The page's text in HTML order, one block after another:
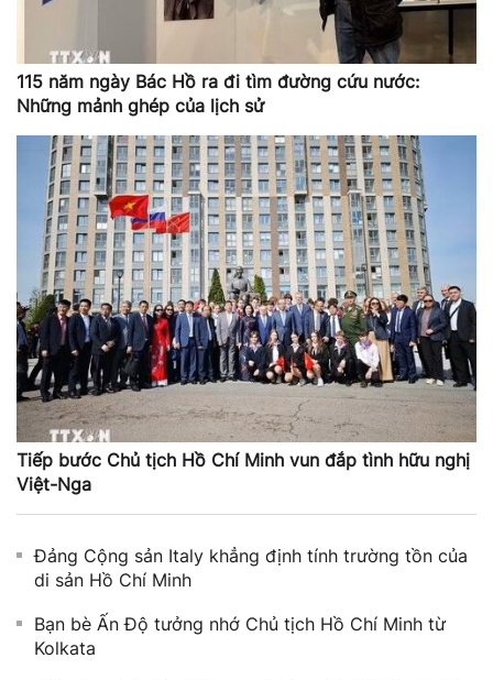
115 năm ngày Bác Hồ ra đi tìm đường cứu nước:
Những mảnh ghép của lịch sử
Tiếp bước Chủ tịch Hồ Chí Minh vun đắp tình hữu nghị
Việt-Nga
Đảng Cộng sản Italy khẳng định tính trường tồn của
di sản Hồ Chí Minh
Bạn bè Ấn Độ tưởng nhớ Chủ tịch Hồ Chí Minh từ
Kolkata